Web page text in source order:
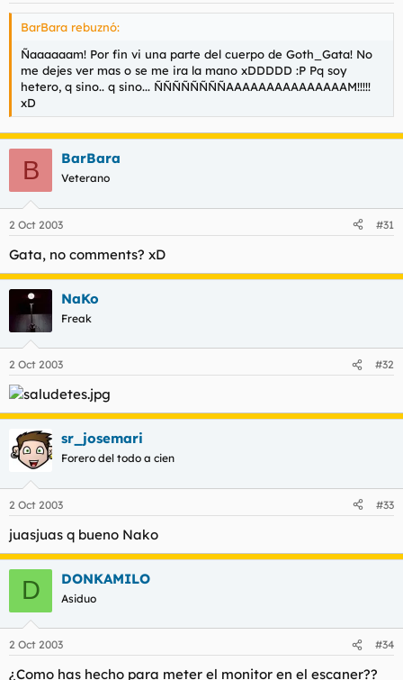
BarBara rebuznó:
Ñaaaaaam! Por fin vi una parte del cuerpo de Goth_Gata! No
me dejes ver mas o se me ira la mano xDDDDD :P Pq soy
hetero, q sino.. q sino... ÑÑÑÑÑÑÑÑAAAAAAAAAAAAAAAM!!!!!
xD
B BarBara
Veterano
2 Oct 2003 #31
Gata, no comments? xD
NaKo
Freak
2 Oct 2003 #32
sr_josemari
Forero del todo a cien
2 Oct 2003 #33
juasjuas q bueno Nako
D DONKAMILO
Asiduo
2 Oct 2003 #34
¿Como has hecho para meter el monitor en el escaner??